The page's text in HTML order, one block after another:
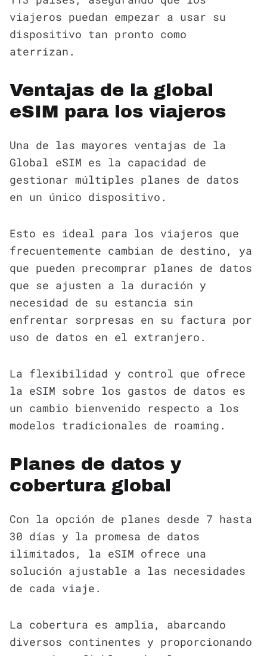
viajeros puedan empezar a usar su
dispositivo tan pronto como
aterrizan.
Ventajas de la global
eSIM para los viajeros
Una de las mayores ventajas de la
Global eSIM es la capacidad de
gestionar múltiples planes de datos
en un único dispositivo.
Esto es ideal para los viajeros que
frecuentemente cambian de destino, ya
que pueden precomprar planes de datos
que se ajusten a la duración y
necesidad de su estancia sin
enfrentar sorpresas en su factura por
uso de datos en el extranjero.
La flexibilidad y control que ofrece
la eSIM sobre los gastos de datos es
un cambio bienvenido respecto a los
modelos tradicionales de roaming.
Planes de datos y
cobertura global
Con la opción de planes desde 7 hasta
30 días y la promesa de datos
ilimitados, la eSIM ofrece una
solución ajustable a las necesidades
de cada viaje.
La cobertura es amplia, abarcando
diversos continentes y proporcionando